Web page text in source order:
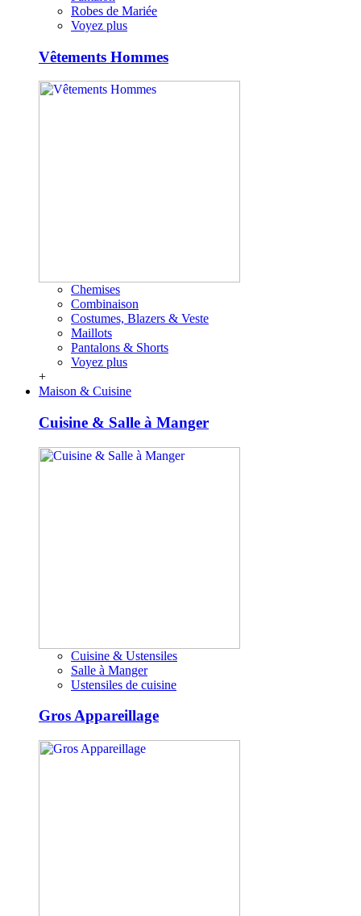
Robes de Mariée
Voyez plus
Vêtements Hommes
Chemises
Combinaison
Costumes, Blazers & Veste
Maillots
Pantalons & Shorts
Voyez plus
+
Maison & Cuisine
Cuisine & Salle à Manger
Cuisine & Ustensiles
Salle à Manger
Ustensiles de cuisine
Gros Appareillage